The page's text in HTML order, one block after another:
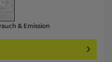
& Emission